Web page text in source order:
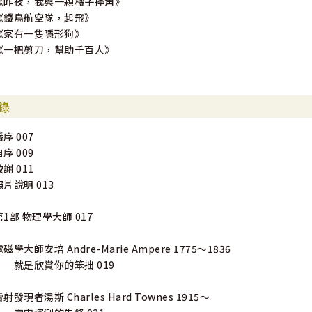
鐵鳥航空隊，起飛》
家有一隻隱形狗》
一把剪刀，幫助千百人》
序 007
序 009
謝 011
片說明 013
1部 物理學大師 017
磁學大師安培 Andre-Marie Ampere 1775～1836
就是欣賞你的笨拙 019
射發現者湯斯 Charles Hard Townes 1915～